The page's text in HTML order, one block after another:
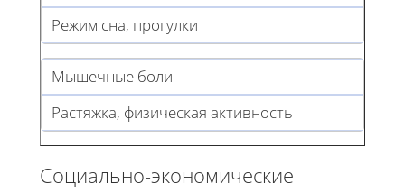
Режим сна, прогулки
Мышечные боли
Растяжка, физическая активность
Социально-экономические